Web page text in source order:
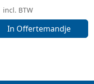
incl. BTW
In Offertemandje